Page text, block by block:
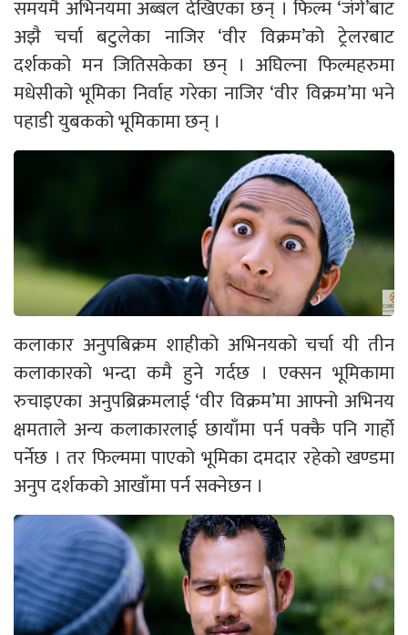
समयमै अभिनयमा अब्बल देखिएका छन् । फिल्म ‘जंगे’बाट
अझै चर्चा बटुलेका नाजिर ‘वीर विक्रम’को ट्रेलरबाट
दर्शकको मन जितिसकेका छन् । अघिल्ना फिल्महरुमा
मधेसीको भूमिका निर्वाह गरेका नाजिर ‘वीर विक्रम’मा भने
पहाडी युबकको भूमिकामा छन् ।
कलाकार अनुपबिक्रम शाहीको अभिनयको चर्चा यी तीन
कलाकारको भन्दा कमै हुने गर्दछ । एक्सन भूमिकामा
रुचाइएका अनुपब्रिक्रमलाई ‘वीर विक्रम’मा आफ्नो अभिनय
क्षमताले अन्य कलाकारलाई छायाँमा पर्न पक्कै पनि गार्हो
पर्नेछ । तर फिल्ममा पाएको भूमिका दमदार रहेको खण्डमा
अनुप दर्शकको आखाँमा पर्न सक्नेछन ।